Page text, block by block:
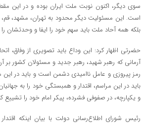
سوی دیگر، اکنون نوبت ملت ایران بوده و در این
است. این مسئولیت دیگر محدود به تهران، مشهد،
بلکه همه آحاد ملت باید سهم خود را ایفا و وحدتشان
حضرتی اظهار کرد: این وداع باید تصویری از وفاق،
آرمانی که رهبر شهید، رهبر جدید و مسئولان کشور بر
رمز پیروزی و عامل ناامیدی دشمن است و باید در
باید در این مراسم، اقتدار و همبستگی خود را به
و یکپارچه، در صفوفی فشرده، پیکر امام خود را تشییع
رئیس شورای اطلاع‌رسانی دولت با بیان اینکه